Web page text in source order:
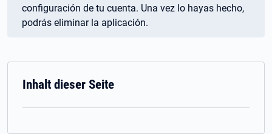
configuración de tu cuenta. Una vez lo hayas hecho,
podrás eliminar la aplicación.
Inhalt dieser Seite